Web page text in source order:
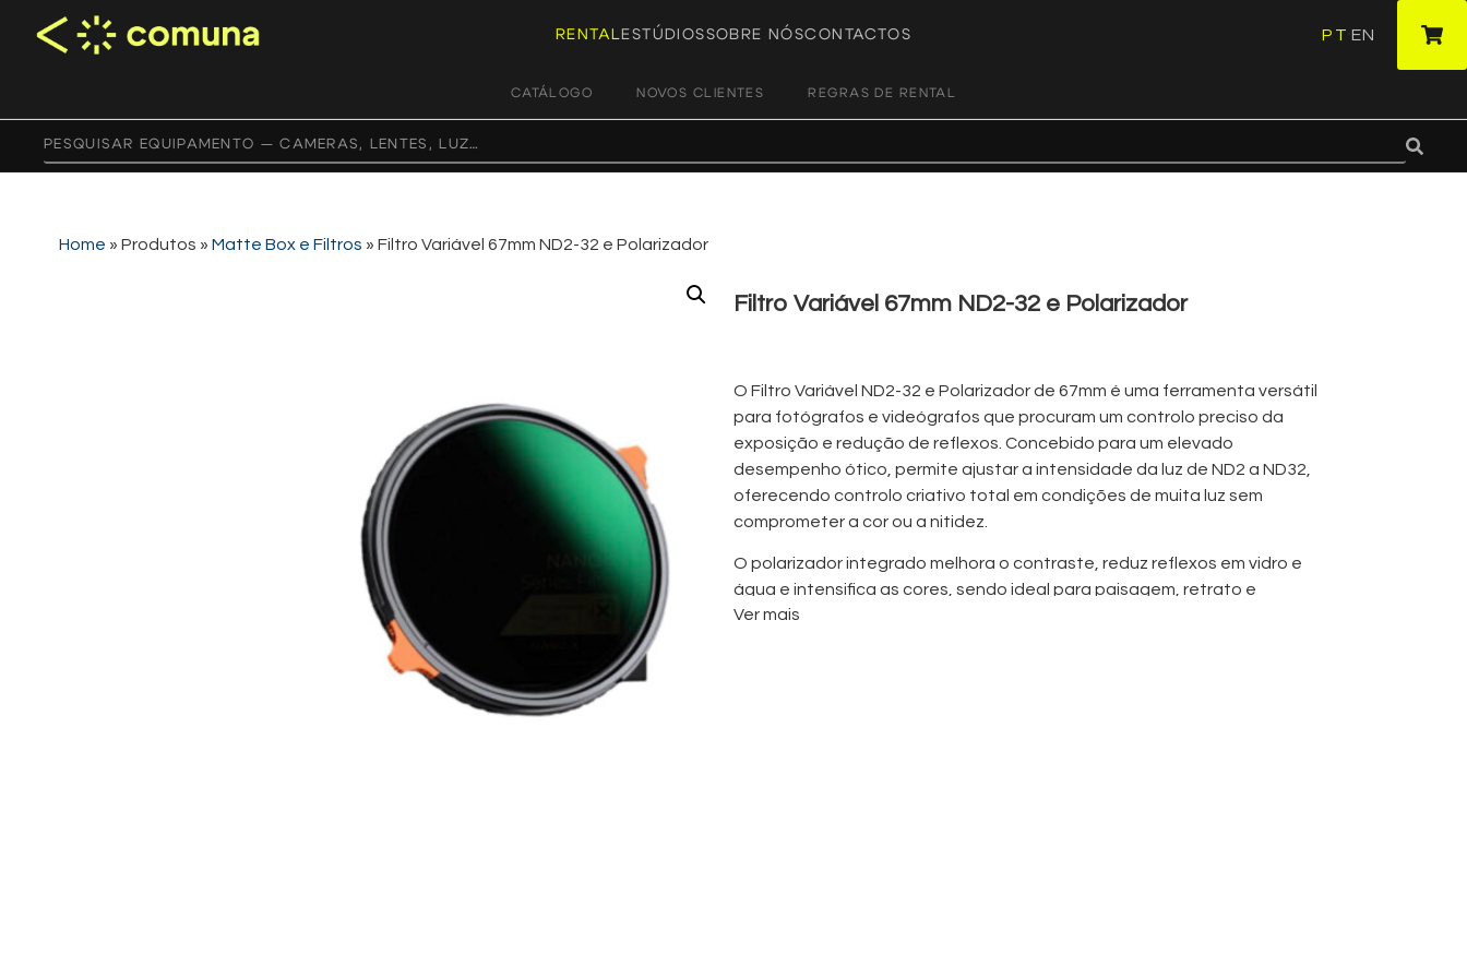
RENTAL ESTÚDIOSSOBRE NÓSCONTACTOS PT EN
CATÁLOGO NOVOS CLIENTES REGRAS DE RENTAL
Home » Produtos » Matte Box e Filtros » Filtro Variável 67mm ND2-32 e Polarizador
Filtro Variável 67mm ND2-32 e Polarizador
O Filtro Variável ND2-32 e Polarizador de 67mm é uma ferramenta versátil
para fotógrafos e videógrafos que procuram um controlo preciso da
exposição e redução de reflexos. Concebido para um elevado
desempenho ótico, permite ajustar a intensidade da luz de ND2 a ND32,
oferecendo controlo criativo total em condições de muita luz sem
comprometer a cor ou a nitidez.
O polarizador integrado melhora o contraste, reduz reflexos em vidro e
água e intensifica as cores, sendo ideal para paisagem, retrato e
arquitetura. Leve e durável, o filtro é fácil de instalar e compatível com
Ver mais